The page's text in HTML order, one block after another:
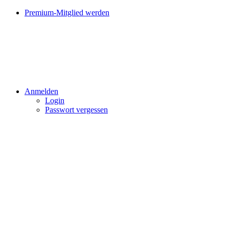
Premium-Mitglied werden
Anmelden
Login
Passwort vergessen